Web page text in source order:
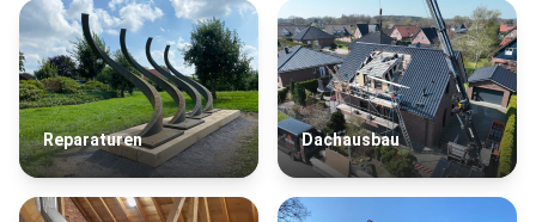
Reparaturen Dachausbau